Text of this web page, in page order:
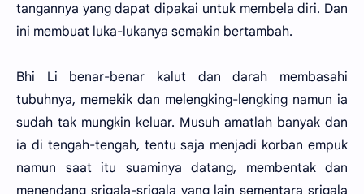
tangannya yang dapat dipakai untuk membela diri. Dan
ini membuat luka-lukanya semakin bertambah.
Bhi Li benar-benar kalut dan darah membasahi
tubuhnya, memekik dan melengking-lengking namun ia
sudah tak mungkin keluar. Musuh amatlah banyak dan
ia di tengah-tengah, tentu saja menjadi korban empuk
namun saat itu suaminya datang, membentak dan
menendang srigala-srigala yang lain sementara srigala